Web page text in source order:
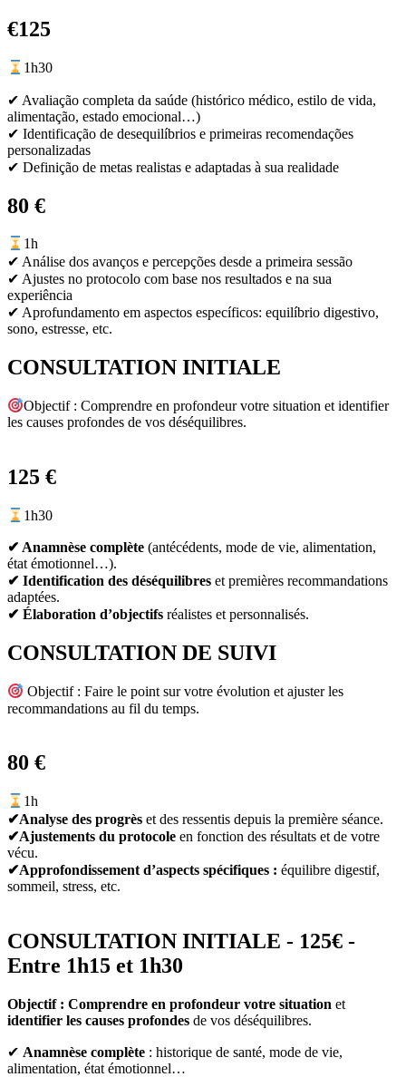
€125
1h30
✔ Avaliação completa da saúde (histórico médico, estilo de vida,
alimentação, estado emocional…)
✔ Identificação de desequilíbrios e primeiras recomendações
personalizadas
✔ Definição de metas realistas e adaptadas à sua realidade
80 €
1h
✔ Análise dos avanços e percepções desde a primeira sessão
✔ Ajustes no protocolo com base nos resultados e na sua
experiência
✔ Aprofundamento em aspectos específicos: equilíbrio digestivo,
sono, estresse, etc.
CONSULTATION INITIALE
Objectif : Comprendre en profondeur votre situation et identifier
les causes profondes de vos déséquilibres.
125 €
1h30
✔ Anamnèse complète (antécédents, mode de vie, alimentation,
état émotionnel…).
✔ Identification des déséquilibres et premières recommandations
adaptées.
✔ Élaboration d’objectifs réalistes et personnalisés.
CONSULTATION DE SUIVI
Objectif : Faire le point sur votre évolution et ajuster les
recommandations au fil du temps.
80 €
1h
✔Analyse des progrès et des ressentis depuis la première séance.
✔Ajustements du protocole en fonction des résultats et de votre
vécu.
✔Approfondissement d’aspects spécifiques : équilibre digestif,
sommeil, stress, etc.
CONSULTATION INITIALE - 125€ -
Entre 1h15 et 1h30
Objectif : Comprendre en profondeur votre situation et
identifier les causes profondes de vos déséquilibres.
✔ Anamnèse complète : historique de santé, mode de vie,
alimentation, état émotionnel…